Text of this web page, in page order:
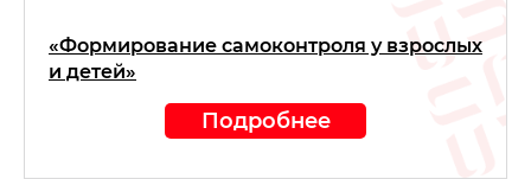
«Формирование самоконтроля у взрослых
и детей»
Подробнее